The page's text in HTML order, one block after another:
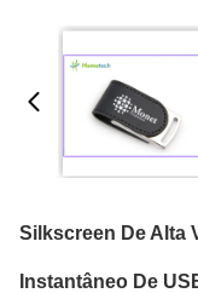
Silkscreen De Alta
Instantâneo De